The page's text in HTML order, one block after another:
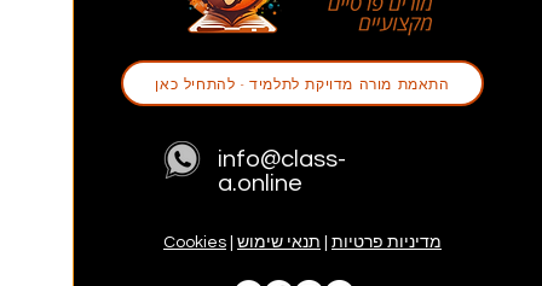
info@class-
a.online
מדיניות פרטיות תנאי שימוש |
Cookies
התאמת מורה מדויקת לתלמיד - להתחיל כאן